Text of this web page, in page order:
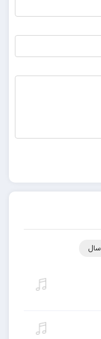
سال